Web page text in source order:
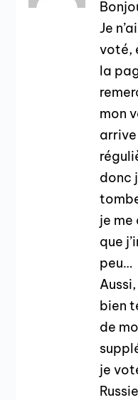
Je
voté,
la
mon
arrive
donc
je me
que
peu…
bien
de
je